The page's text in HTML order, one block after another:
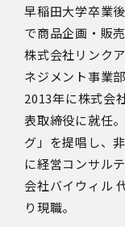
早稲田大学卒業
で商品企画・販
株式会社リンク
ネジメント事業
2013年に株式会
表取締役に就任
グ」を提唱し、
に経営コンサル
会社バイウィル
り現職。